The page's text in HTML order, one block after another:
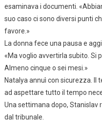
esaminava i documenti.
suo caso ci sono diversi punti
favore.»
La donna fece una pausa e
«Ma voglio avvertirla subito. Si
Almeno cinque o sei mesi.»
Natalya annuì con sicurezza. Il
ad aspettare tutto il tempo
Una settimana dopo, Stanislav
dal tribunale.